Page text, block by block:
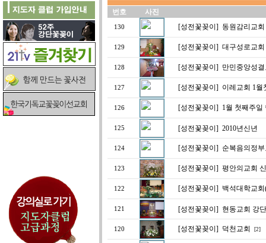
번호 사진
130 [성전꽃꽂이] 동원감리교
129 [성전꽃꽂이] 대구성로교회
128 [성전꽃꽂이] 만민중앙성
127 [성전꽃꽂이] 이레교회 1월
126 [성전꽃꽂이] 1월 첫째주일
125 [성전꽃꽂이] 2010년신년
124 [성전꽃꽂이] 순복음의정
123 [성전꽃꽂이] 평안의교회
122 [성전꽃꽂이] 백석대학교
121 [성전꽃꽂이] 현동교회 강
120 [성전꽃꽂이] 덕천교회 [2]